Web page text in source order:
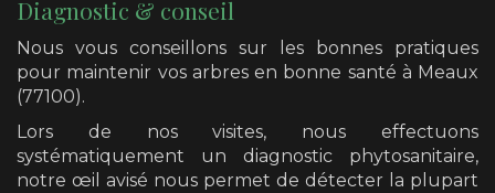
Diagnostic & conseil
Nous vous conseillons sur les bonnes pratiques
pour maintenir vos arbres en bonne santé à Meaux
(77100).
Lors de nos visites, nous effectuons
systématiquement un diagnostic phytosanitaire,
notre œil avisé nous permet de détecter la plupart